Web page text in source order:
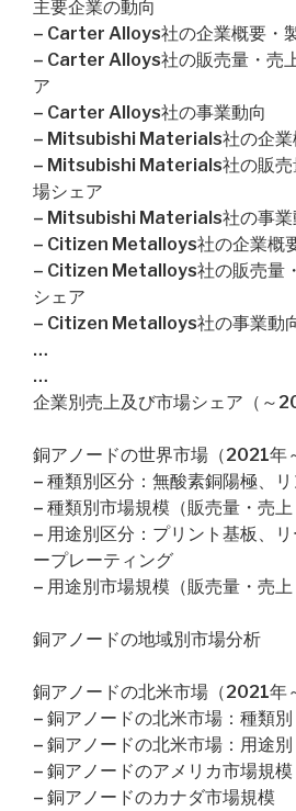
主要企業の動向
– Carter Alloys社の企業概要・
– Carter Alloys社の販売量・売
ア
– Carter Alloys社の事業動向
– Mitsubishi Materials社の企業
– Mitsubishi Materials社の販売
場シェア
– Mitsubishi Materials社の事業
– Citizen Metalloys社の企業概
– Citizen Metalloys社の販売量
シェア
– Citizen Metalloys社の事業動
…
…
企業別売上及び市場シェア（～
銅アノードの世界市場（2021年
– 種類別区分：無酸素銅陽極、
– 種類別市場規模（販売量・売上
– 用途別区分：プリント基板、
ープレーティング
– 用途別市場規模（販売量・売上
銅アノードの地域別市場分析
銅アノードの北米市場（2021年
– 銅アノードの北米市場：種類別
– 銅アノードの北米市場：用途別
– 銅アノードのアメリカ市場規模
– 銅アノードのカナダ市場規模